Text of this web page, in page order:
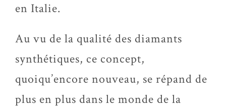
en Italie.
Au vu de la qualité des diamants
synthétiques, ce concept,
quoiqu’encore nouveau, se répand de
plus en plus dans le monde de la